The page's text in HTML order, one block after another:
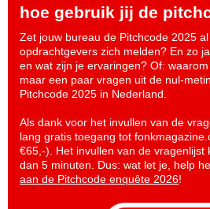
hoe gebruik jij de
Zet jouw bureau de Pitchcode 2025
opdrachtgevers zich melden? En zo
en wat zijn je ervaringen? Of:
maar een paar vragen uit de nul-
Pitchcode 2025 in Nederland.
Als dank voor het invullen van de
lang gratis toegang tot
€65,-). Het invullen van de vragenlijst
dan 5 minuten. Dus: wat let je, help
aan de Pitchcode enquête 2026!